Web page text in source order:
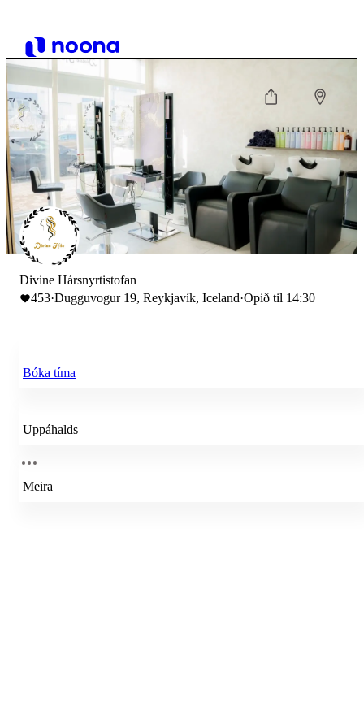
Divine Hársnyrtistofan
453·Dugguvogur 19, Reykjavík, Iceland·Opið til 14:30
Bóka tíma
Uppáhalds
Meira